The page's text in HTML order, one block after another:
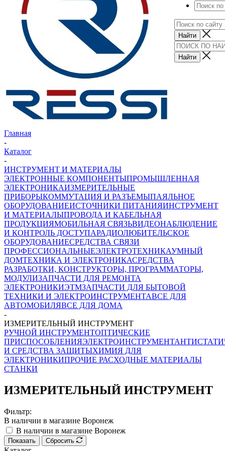
Главная
-
Каталог
-
ИНСТРУМЕНТ И МАТЕРИАЛЫ
ЭЛЕКТРОННЫЕ КОМПОНЕНТЫПРОМЫШЛЕННАЯ
ЭЛЕКТРОНИКАИЗМЕРИТЕЛЬНЫЕ
ПРИБОРЫКОММУТАЦИЯ И РАЗЪЕМЫПАЯЛЬНОЕ
ОБОРУДОВАНИЕИСТОЧНИКИ ПИТАНИЯИНСТРУМЕНТ
И МАТЕРИАЛЫПРОВОДА И КАБЕЛЬНАЯ
ПРОДУКЦИЯМОБИЛЬНАЯ СВЯЗЬВИДЕОНАБЛЮДЕНИЕ
И КОНТРОЛЬ ДОСТУПАРАДИОЛЮБИТЕЛЬСКОЕ
ОБОРУДОВАНИЕСРЕДСТВА СВЯЗИ
ПРОФЕССИОНАЛЬНЫЕЭЛЕКТРОТЕХНИКАУМНЫЙ
ДОМТЕХНИКА И ЭЛЕКТРОНИКАСРЕДСТВА
РАЗРАБОТКИ, КОНСТРУКТОРЫ, ПРОГРАММАТОРЫ,
МОДУЛИЗАПЧАСТИ ДЛЯ РЕМОНТА
ЭЛЕКТРОНИКИЭТМЗАПЧАСТИ ДЛЯ БЫТОВОЙ
ТЕХНИКИ И ЭЛЕКТРОИНСТРУМЕНТАВСЕ ДЛЯ
АВТОМОБИЛЯВСЕ ДЛЯ ДОМА
-
ИЗМЕРИТЕЛЬНЫЙ ИНСТРУМЕНТ
РУЧНОЙ ИНСТРУМЕНТОПТИЧЕСКИЕ
ПРИСПОСОБЛЕНИЯЭЛЕКТРОИНСТРУМЕНТ
И СРЕДСТВА ЗАЩИТЫХИМИЯ ДЛЯ
ЭЛЕКТРОНИКИПРОЧИЕ РАСХОДНЫЕ МАТЕРИАЛЫ
СТАНКИ
ИЗМЕРИТЕЛЬНЫЙ ИНСТРУМЕНТ
Фильтр:
В наличии в магазине Воронеж
В наличии в магазине Воронеж
Показать Сбросить